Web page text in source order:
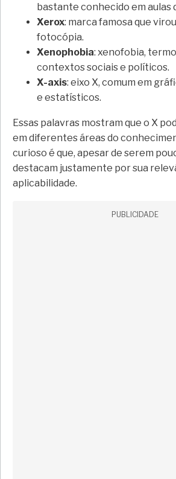
bastante conhecido em aulas
Xerox: marca famosa que
fotocópia.
Xenophobia: xenofobia,
contextos sociais e políticos.
X-axis: eixo X, comum em
e estatísticos.
Essas palavras mostram que o X
em diferentes áreas do
curioso é que, apesar de serem
destacam justamente por sua
aplicabilidade.
PUBLICIDADE